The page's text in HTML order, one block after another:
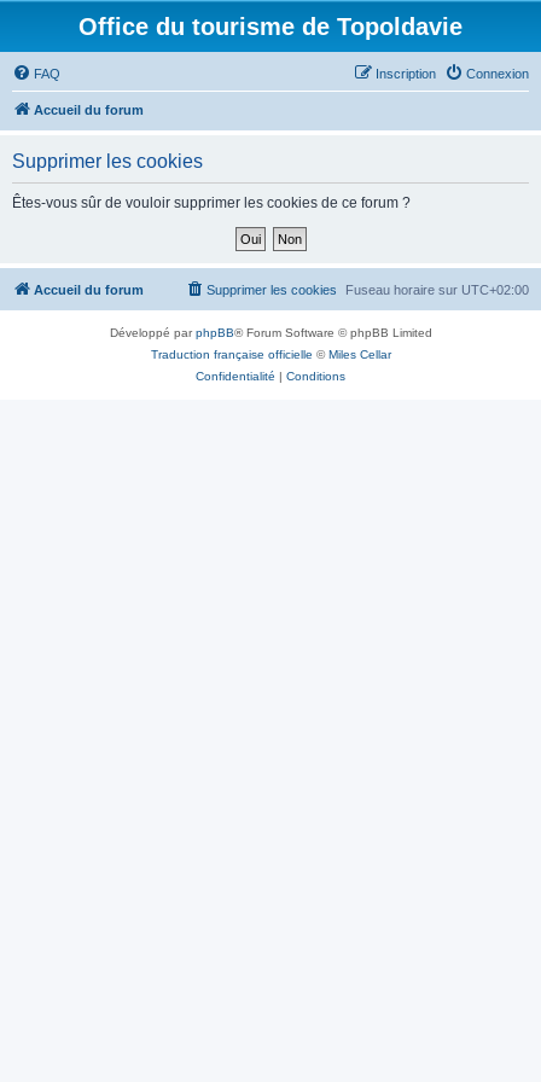
Office du tourisme de Topoldavie
FAQ Connexion
Inscription
Accueil du forum
Supprimer les cookies
Êtes-vous sûr de vouloir supprimer les cookies de ce forum ?
Accueil du forum Fuseau horaire sur UTC+02:00
Supprimer les cookies
Développé parphpBB® Forum Software © phpBB Limited
Traduction française officielle ©Miles Cellar
Confidentialité | Conditions